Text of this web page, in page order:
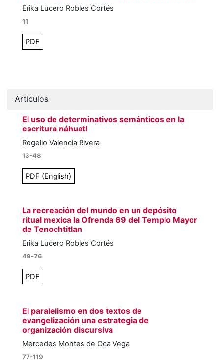
Erika Lucero Robles Cortés
11
PDF
Artículos
El uso de determinativos semánticos en la
escritura náhuatl
Rogelio Valencia Rivera
13-48
PDF (English)
La recreación del mundo en un depósito
ritual mexica la Ofrenda 69 del Templo Mayor
de Tenochtitlan
Erika Lucero Robles Cortés
49-76
PDF
El paralelismo en dos textos de
evangelización una estrategia de
organización discursiva
Mercedes Montes de Oca Vega
77-119